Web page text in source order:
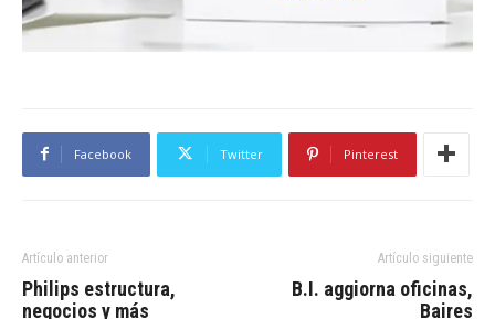
Facebook Twitter Pinterest
Artículo anterior
Philips estructura,
negocios y más
Artículo siguiente
B.I. aggiorna oficinas,
Baires